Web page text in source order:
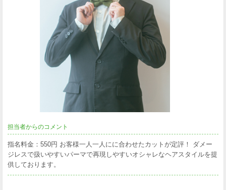
担当者からのコメント
指名料金：550円 お客様一人一人にに合わせたカットが定評！ ダメー
ジレスで扱いやすいパーマで再現しやすいオシャレなヘアスタイルを提
供しております。